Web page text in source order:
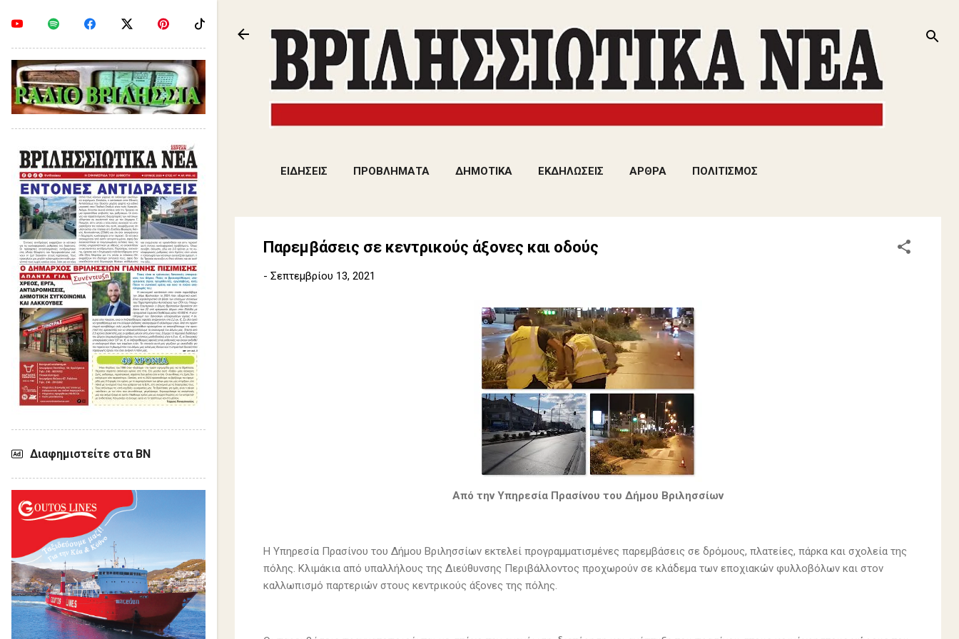
ΕΙΔΗΣΕΙΣ ΠΡΟΒΛΗΜΑΤΑ ΔΗΜΟΤΙΚΑ ΕΚΔΗΛΩΣΕΙΣ ΑΡΘΡΑ ΠΟΛΙΤΙΣΜΟΣ
Παρεμβάσεις σε κεντρικούς άξονες και οδούς
- Σεπτεμβρίου 13, 2021
Από την Υπηρεσία Πρασίνου του Δήμου Βριλησσίων
Η Υπηρεσία Πρασίνου του Δήμου Βριλησσίων εκτελεί προγραμματισμένες παρεμβάσεις σε δρόμους, πλατείες, πάρκα και σχολεία της
πόλης. Κλιμάκια από υπαλλήλους της Διεύθυνσης Περιβάλλοντος προχωρούν σε κλάδεμα των εποχιακών φυλλοβόλων και στον
καλλωπισμό παρτεριών στους κεντρικούς άξονες της πόλης.
Διαφημιστείτε στα ΒΝ